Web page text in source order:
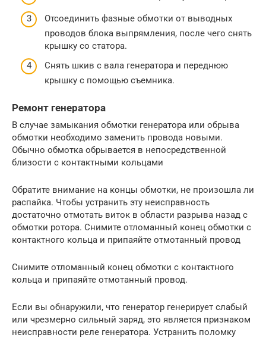
Отсоединить фазные обмотки от выводных
проводов блока выпрямления, после чего снять
крышку со статора.
Снять шкив с вала генератора и переднюю
крышку с помощью съемника.
Ремонт генератора
В случае замыкания обмотки генератора или обрыва
обмотки необходимо заменить провода новыми.
Обычно обмотка обрывается в непосредственной
близости с контактными кольцами
Обратите внимание на концы обмотки, не произошла ли
распайка. Чтобы устранить эту неисправность
достаточно отмотать виток в области разрыва назад с
обмотки ротора. Снимите отломанный конец обмотки с
контактного кольца и припаяйте отмотанный провод
Снимите отломанный конец обмотки с контактного
кольца и припаяйте отмотанный провод.
Если вы обнаружили, что генератор генерирует слабый
или чрезмерно сильный заряд, это является признаком
неисправности реле генератора. Устранить поломку